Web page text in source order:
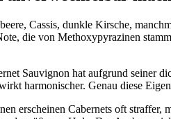
Cassis, dunkle Kirsche,
die von Methoxypyrazinen
Sauvignon hat aufgrund seiner
harmonischer. Genau diese
erscheinen Cabernets oft